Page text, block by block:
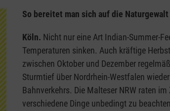
So bereitet man sich auf die
Köln. Nicht nur eine Art Indian-Summer-
Temperaturen sinken. Auch kräftige
zwischen Oktober und Dezember
Sturmtief über Nordrhein-Westfalen
Bahnverkehrs. Die Malteser NRW raten
verschiedene Dinge unbedingt zu